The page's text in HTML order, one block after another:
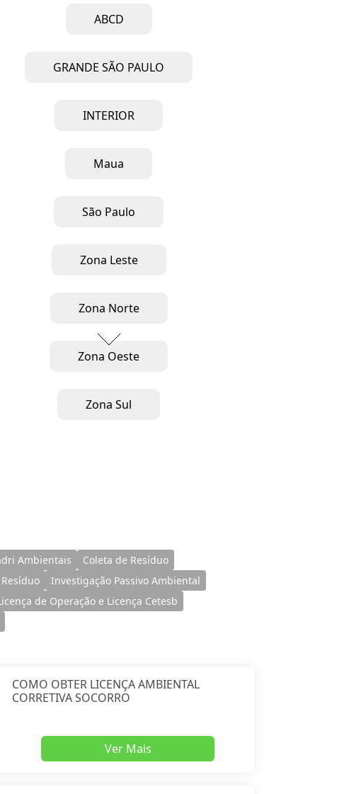
ABCD
GRANDE SÃO PAULO
INTERIOR
Maua
São Paulo
Zona Leste
Zona Norte
Zona Oeste
Zona Sul
Ambientais
Coleta de Resíduo
Investigação Passivo Ambiental
de Operação e Licença Cetesb
COMO OBTER LICENÇA AMBIENTAL
CORRETIVA SOCORRO
Ver Mais